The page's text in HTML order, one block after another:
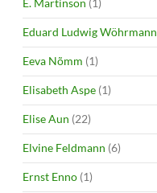
E. Martinson (1)
Eduard Ludwig Wöhrmann
Eeva Nõmm (1)
Elisabeth Aspe (1)
Elise Aun (22)
Elvine Feldmann (6)
Ernst Enno (1)